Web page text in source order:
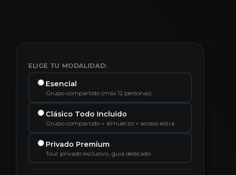
ELIGE TU MODALIDAD:
Esencial
Grupo compartido (máx 12 personas)
Clásico Todo Incluido
Grupo compartido + almuerzo + acceso extra
Privado Premium
Tour privado exclusivo, guía dedicado